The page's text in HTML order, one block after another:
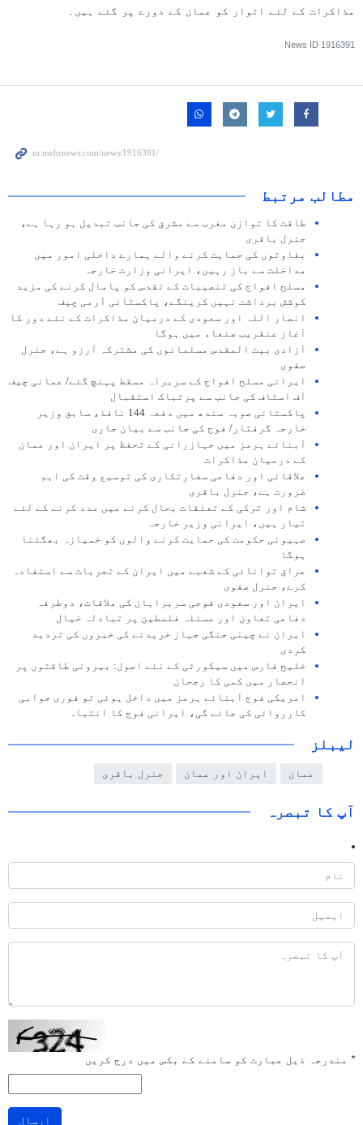
مذاکرات کے لئے اتوار کو عمان کے دورے پر گئے ہیں۔
News ID 1916391
مطالب مرتبط
طاقت کا توازن مغرب سے مشرق کی جانب تبدیل ہو رہا ہے،
جنرل باقری
بغاوتوں کی حمایت کرنے والے ہمارے داخلی امور میں
مداخلت سے باز رہیں، ایرانی وزارت خارجہ
مسلح افواج کی تنصیبات کے تقدس کو پامال کرنے کی مزید
کوشش برداشت نہیں کرینگے، پاکستانی آرمی چیف
انصار اللہ اور سعودی کے درمیان مذاکرات کے نئے دور کا
آغاز عنقریب صنعاء میں ہوگا
آزادی بیت المقدس مسلمانوں کی مشترکہ آرزو ہے، جنرل
صفوی
ایرانی مسلح افواج کے سربراہ مسقط پہنچ گئے/ عمانی چیف
آف اسٹاف کی جانب سے پرتباک استقبال
پاکستانی صوبہ سندھ میں دفعہ 144 نافذ، سابق وزیر
خارجہ گرفتار/ فوج کی جانب سے بیان جاری
آبنائے ہرمز میں جہازرانی کے تحفظ پر ایران اور عمان
کے درمیان مذاکرات
علاقائی اور دفاعی سفارتکاری کی توسیع وقت کی اہم
ضرورت ہے، جنرل باقری
شام اور ترکی کے تعلقات بحال کرنے میں مدد کرنے کے لئے
تیار ہیں، ایرانی وزیر خارجہ
صہیونی حکومت کی حمایت کرنے والوں کو خمیازہ بھگتنا
ہوگا
عراق توانائی کے شعبے میں ایران کے تجربات سے استفادہ
کرے، جنرل صفوی
ایران اور سعودی فوجی سربراہان کی ملاقات، دوطرفہ
دفاعی تعاون اور مسئلہ فلسطین پر تبادلہ خیال
ایران نے چینی جنگی جہاز خریدنے کی خبروں کی تردید
کردی
خلیج فارس میں سیکورٹی کے نئے اصول: بیرونی طاقتوں پر
انحصار میں کمی کا رجحان
امریکی فوج آبنائے ہرمز میں داخل ہوئی تو فوری جوابی
کارروائی کی جائے گی، ایرانی فوج کا انتباہ
لیبلز
عمان ایران اور عمان جنرل باقری
آپ کا تبصرہ
* مندرجہ ذیل عبارت کو سامنے کے بکس میں درج کریں
ارسال